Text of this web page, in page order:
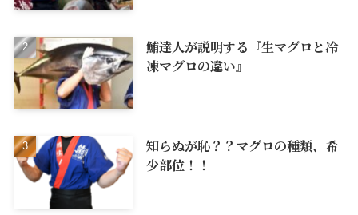
鮪達人が説明する『生マグロと冷
凍マグロの違い』
知らぬが恥？？マグロの種類、希
少部位！！